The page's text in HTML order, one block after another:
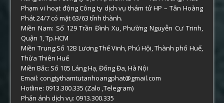
Phạm vi hoạt động Công ty dịch vụ thám tử HP – Tân Hoàng
Phát 24/7 có mặt 63/63 tỉnh thành.
Miền Nam: Số 129 Trần Đình Xu, Phường Nguyễn Cư Trinh,
Quận 1, Tp.HCM
Miền Trung:Số 12B Lương Thế Vinh, Phú Hội, Thành phố Huế,
Thừa Thiên Huế
Miền Bắc: Số 105 Láng Hạ, Đống Đa, Hà Nội
Email: congtythamtutanhoangphat@gmail.com
Hotline: 0913.300.335 (Zalo ,Telegram)
Phản ánh dịch vụ: 0913.300.335